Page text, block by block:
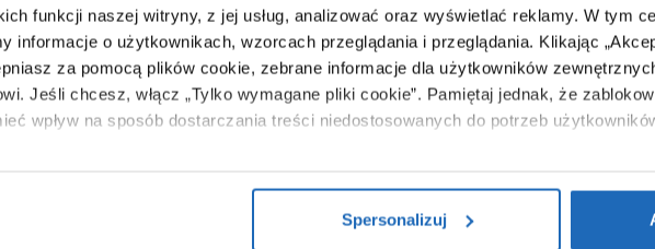
funkcji naszej witryny, z jej usług, analizować oraz wyświetlać reklamy. W tym
informacje o użytkownikach, wzorcach przeglądania i przeglądania. Klikając
za pomocą plików cookie, zebrane informacje dla użytkowników
Jeśli chcesz, włącz „Tylko wymagane pliki cookie”. Pamiętaj jednak, że
wpływ na sposób dostarczania treści niedostosowanych do potrzeb
więcej informacji na temat plików plików cookie, kliknij „Ustawienia plików
Spersonalizuj